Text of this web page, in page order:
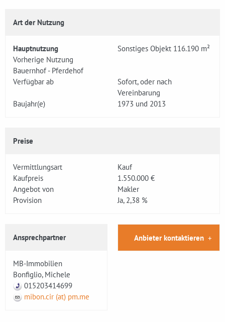
Art der Nutzung
Hauptnutzung
Sonstiges Objekt 116.190 m²
Vorherige Nutzung
Bauernhof - Pferdehof
Verfügbar ab
Sofort, oder nach
Vereinbarung
Baujahr(e)
1973 und 2013
Preise
Vermittlungsart
Kauf
Kaufpreis
1.550.000 €
Angebot von
Makler
Provision
Ja, 2,38 %
Ansprechpartner
MB-Immobilien
Bonfiglio, Michele
015203414699
mibon.cir (at) pm.me
Anbieter kontaktieren